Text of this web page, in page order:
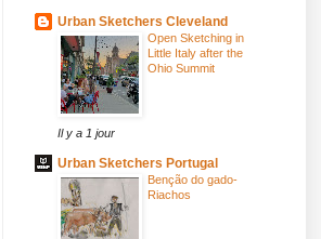
Urban Sketchers Cleveland
Open Sketching in
Little Italy after the
Ohio Summit
Il y a 1 jour
Urban Sketchers Portugal
Benção do gado-
Riachos